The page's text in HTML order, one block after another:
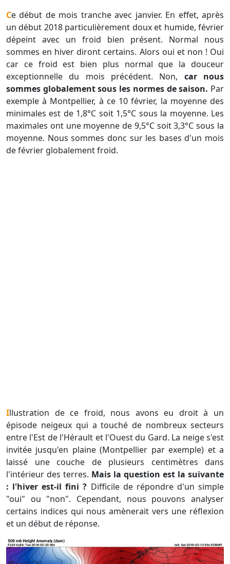
Ce début de mois tranche avec janvier. En effet, après
un début 2018 particulièrement doux et humide, février
dépeint avec un froid bien présent. Normal nous
sommes en hiver diront certains. Alors oui et non ! Oui
car ce froid est bien plus normal que la douceur
exceptionnelle du mois précédent. Non, car nous
sommes globalement sous les normes de saison. Par
exemple à Montpellier, à ce 10 février, la moyenne des
minimales est de 1,8°C soit 1,5°C sous la moyenne. Les
maximales ont une moyenne de 9,5°C soit 3,3°C sous la
moyenne. Nous sommes donc sur les bases d'un mois
de février globalement froid.
Illustration de ce froid, nous avons eu droit à un
épisode neigeux qui a touché de nombreux secteurs
entre l'Est de l'Hérault et l'Ouest du Gard. La neige s'est
invitée jusqu'en plaine (Montpellier par exemple) et a
laissé une couche de plusieurs centimètres dans
l'intérieur des terres. Mais la question est la suivante
: l'hiver est-il fini ? Difficile de répondre d'un simple
"oui" ou "non". Cependant, nous pouvons analyser
certains indices qui nous amènerait vers une réflexion
et un début de réponse.